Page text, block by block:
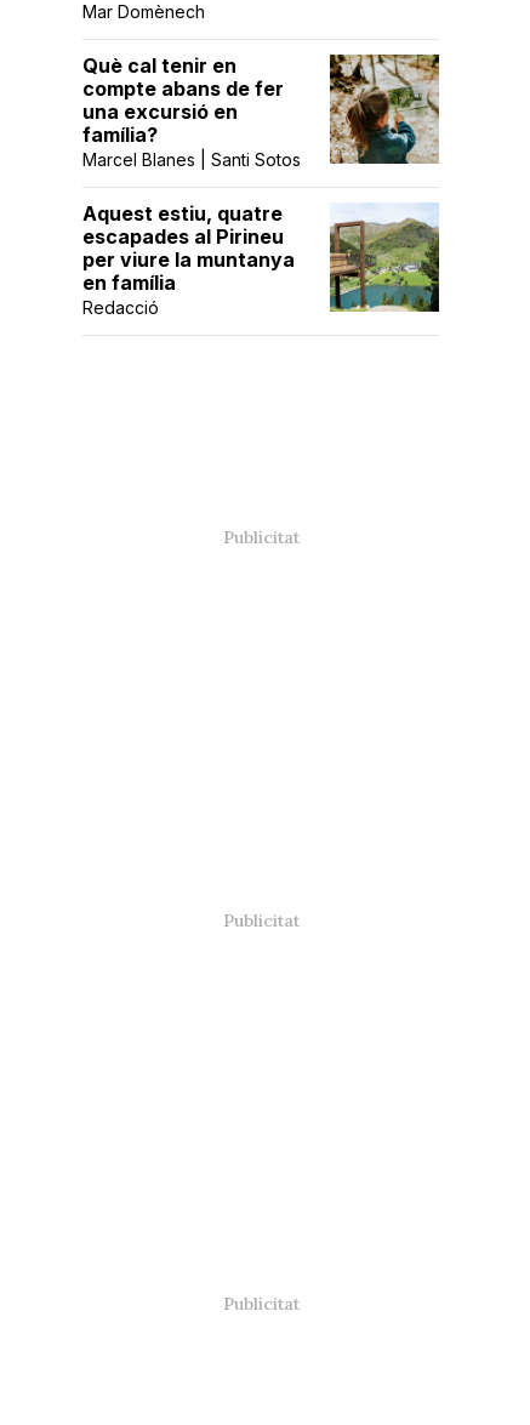
Mar Domènech
Què cal tenir en
compte abans de fer
una excursió en
família?
Marcel Blanes | Santi Sotos
Aquest estiu, quatre
escapades al Pirineu
per viure la muntanya
en família
Redacció